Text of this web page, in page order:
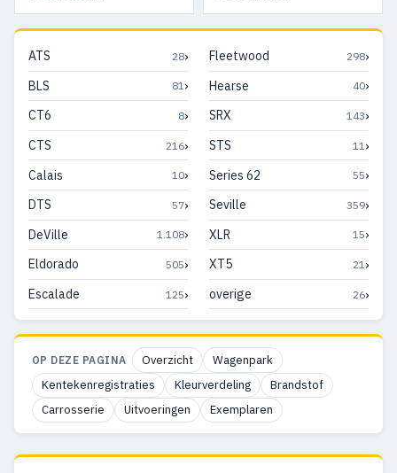
ATS 28›
BLS 81›
CT6 8›
CTS 216›
Calais 10›
DTS 57›
DeVille 1.108›
Eldorado 505›
Escalade 125›
Fleetwood 298›
Hearse 40›
SRX 143›
STS 11 ›
Series 62 55›
Seville 359›
XLR 15›
XT5 21 ›
overige 26›
OP DEZE PAGINA Overzicht
Wagenpark
Kentekenregistraties
Kleurverdeling
Brandstof
Carrosserie
Uitvoeringen Exemplaren